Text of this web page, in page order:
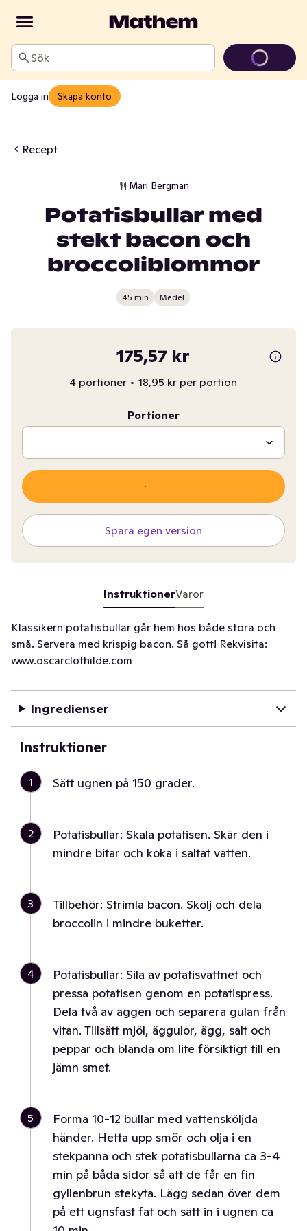
Sök
Logga in Skapa konto
Recept
Mari Bergman
Potatisbullar med
stekt bacon och
broccoliblommor
45 min Medel
175,57 kr
4 portioner • 18,95 kr per portion
Portioner
Spara egen version
InstruktionerVaror
Klassikern potatisbullar går hem hos både stora och
små. Servera med krispig bacon. Så gott! Rekvisita:
www.oscarclothilde.com
Ingredienser
Instruktioner
1 Sätt ugnen på 150 grader.
2
Potatisbullar: Skala potatisen. Skär den i
mindre bitar och koka i saltat vatten.
3
Tillbehör: Strimla bacon. Skölj och dela
broccolin i mindre buketter.
4
Potatisbullar: Sila av potatisvattnet och
pressa potatisen genom en potatispress.
Dela två av äggen och separera gulan från
vitan. Tillsätt mjöl, äggulor, ägg, salt och
peppar och blanda om lite försiktigt till en
jämn smet.
5
Forma 10-12 bullar med vattensköljda
händer. Hetta upp smör och olja i en
stekpanna och stek potatisbullarna ca 3-4
min på båda sidor så att de får en fin
gyllenbrun stekyta. Lägg sedan över dem
på ett ugnsfast fat och sätt in i ugnen ca